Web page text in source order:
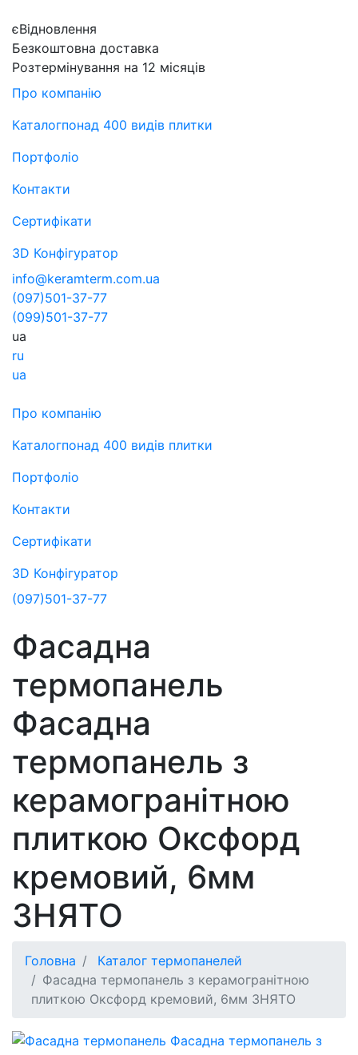
єВідновлення
Безкоштовна доставка
Розтермінування на 12 місяців
Про компанію
Каталогпонад 400 видів плитки
Портфоліо
Контакти
Сертифікати
3D Конфігуратор
info@keramterm.com.ua
(097)501-37-77
(099)501-37-77
ua
ru
ua
Про компанію
Каталогпонад 400 видів плитки
Портфоліо
Контакти
Сертифікати
3D Конфігуратор
(097)501-37-77
Фасадна
термопанель
Фасадна
термопанель з
керамогранітною
плиткою Оксфорд
кремовий, 6мм
ЗНЯТО
Головна
Каталог термопанелей
Фасадна термопанель з керамогранітною
плиткою Оксфорд кремовий, 6мм ЗНЯТО